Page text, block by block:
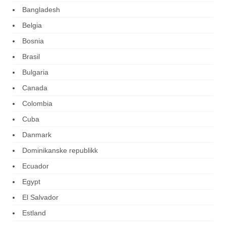
Bangladesh
Belgia
Bosnia
Brasil
Bulgaria
Canada
Colombia
Cuba
Danmark
Dominikanske republikk
Ecuador
Egypt
El Salvador
Estland